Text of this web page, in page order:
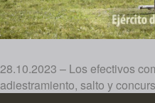
28.10.2023 – Los efectivos
adiestramiento, salto y